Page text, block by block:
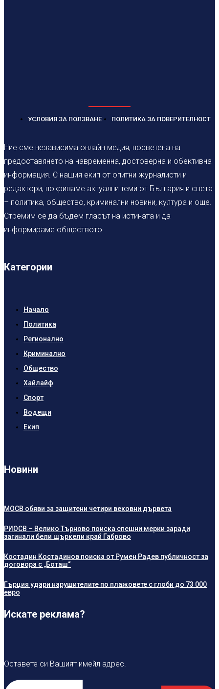
УСЛОВИЯ ЗА ПОЛЗВАНЕ ПОЛИТИКА ЗА ПОВЕРИТЕЛНОСТ
Ние сме независима онлайн медия, посветена на
предоставянето на навременна, достоверна и обективна
информация. С нашия екип от опитни журналисти и
редактори, покриваме актуални теми от България и света
– политика, общество, криминални новини, култура и още.
Стремим се да бъдем гласът на истината и да
информираме обществото.
Категории
Начало
Политика
Регионално
Криминално
Общество
Хайлайф
Спорт
Водещи
Екип
Новини
МОСВ обяви за защитени четири вековни дървета
РИОСВ – Велико Търново поиска спешни мерки заради
загинали бели щъркели край Габрово
Костадин Костадинов поиска от Румен Радев публичност за
договора с „Боташ“
Гърция удари нарушителите по плажовете с глоби до 73 000
евро
Искате реклама?
Оставете си Вашият имейл адрес.